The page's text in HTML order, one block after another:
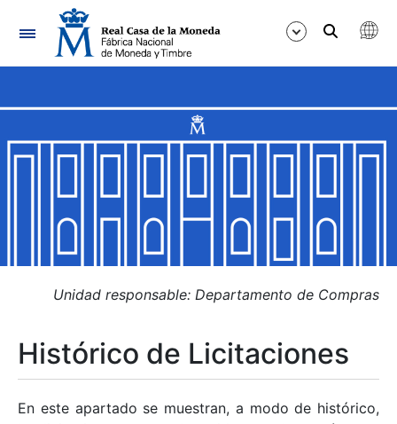
Navegación
Mostrar/Ocultar
Mostrar/Ocultar
Mostrar/Ocultar
Mostrar/Ocultar
Unidad responsable: Departamento de Compras
Histórico de Licitaciones
En este apartado se muestran, a modo de histórico,